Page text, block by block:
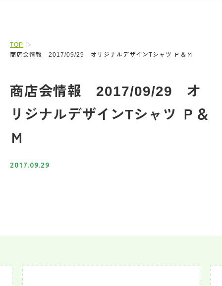
TOP
商店会情報 2017/09/29 オリジナルデザインTシャツ Ｐ＆Ｍ
商店会情報 2017/09/29 オ
リジナルデザインTシャツ Ｐ＆
Ｍ
2017.09.29